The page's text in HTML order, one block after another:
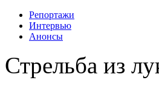
Репортажи
Интервью
Анонсы
Стрельба из